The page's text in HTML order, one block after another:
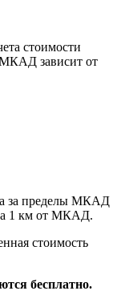
стоимости
МКАД зависит от
за пределы МКАД
1 км от МКАД.
стоимость
бесплатно.